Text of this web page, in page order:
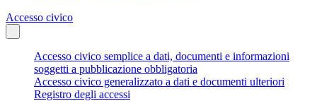
Accesso civico
Accesso civico semplice a dati, documenti e informazioni
soggetti a pubblicazione obbligatoria
Accesso civico generalizzato a dati e documenti ulteriori
Registro degli accessi